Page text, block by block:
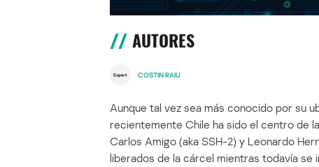
AUTORES
COSTIN RAIU
Aunque tal vez sea más conocido por su
recientemente Chile ha sido el centro de
Carlos Amigo (aka SSH-2) y Leonardo
liberados de la cárcel mientras todavía